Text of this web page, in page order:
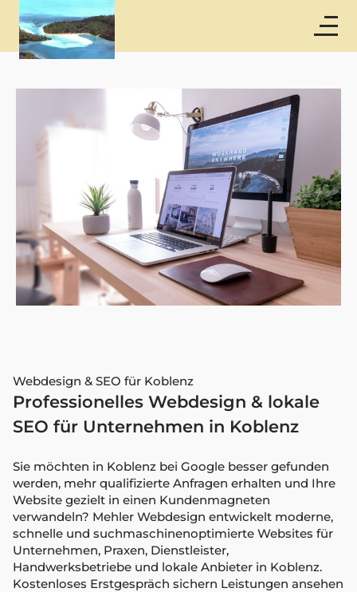
Webdesign & SEO für Koblenz
Professionelles Webdesign & lokale
SEO für Unternehmen in Koblenz
Sie möchten in Koblenz bei Google besser gefunden
werden, mehr qualifizierte Anfragen erhalten und Ihre
Website gezielt in einen Kundenmagneten
verwandeln? Mehler Webdesign entwickelt moderne,
schnelle und suchmaschinenoptimierte Websites für
Unternehmen, Praxen, Dienstleister,
Handwerksbetriebe und lokale Anbieter in Koblenz.
Kostenloses Erstgespräch sichern Leistungen ansehen